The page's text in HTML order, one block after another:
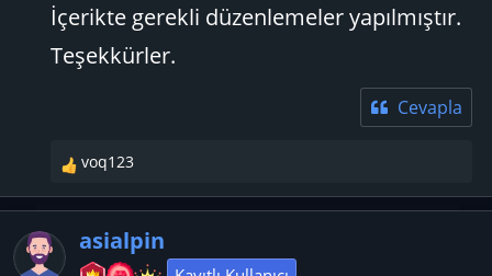
İçerikte gerekli düzenlemeler yapılmıştır.
Teşekkürler.
Cevapla
T
e
p
k
i
voq123
asialpin